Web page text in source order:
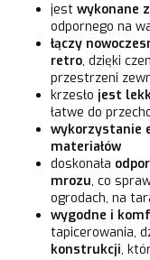
jest wykonane
odpornego na
łączy
retro, dzięki
przestrzeni
krzesło jest
łatwe do
wykorzystanie
materiałów
doskonała
mrozu, co
ogrodach, na
wygodne i
tapicerowania,
konstrukcji,